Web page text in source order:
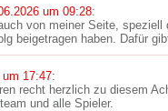
um 09:28:
von meiner Seite,
beigetragen haben. Dafür
17:47:
recht herzlich zu diesem
und alle Spieler.